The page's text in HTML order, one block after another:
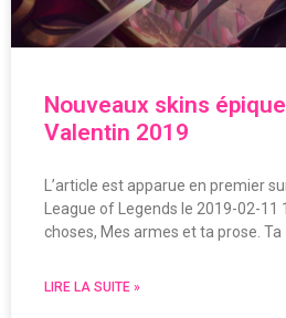
Nouveaux skins
Valentin 2019
L’article est apparue en premier
League of Legends le 2019-02-11
choses, Mes armes et ta prose. Ta
LIRE LA SUITE »